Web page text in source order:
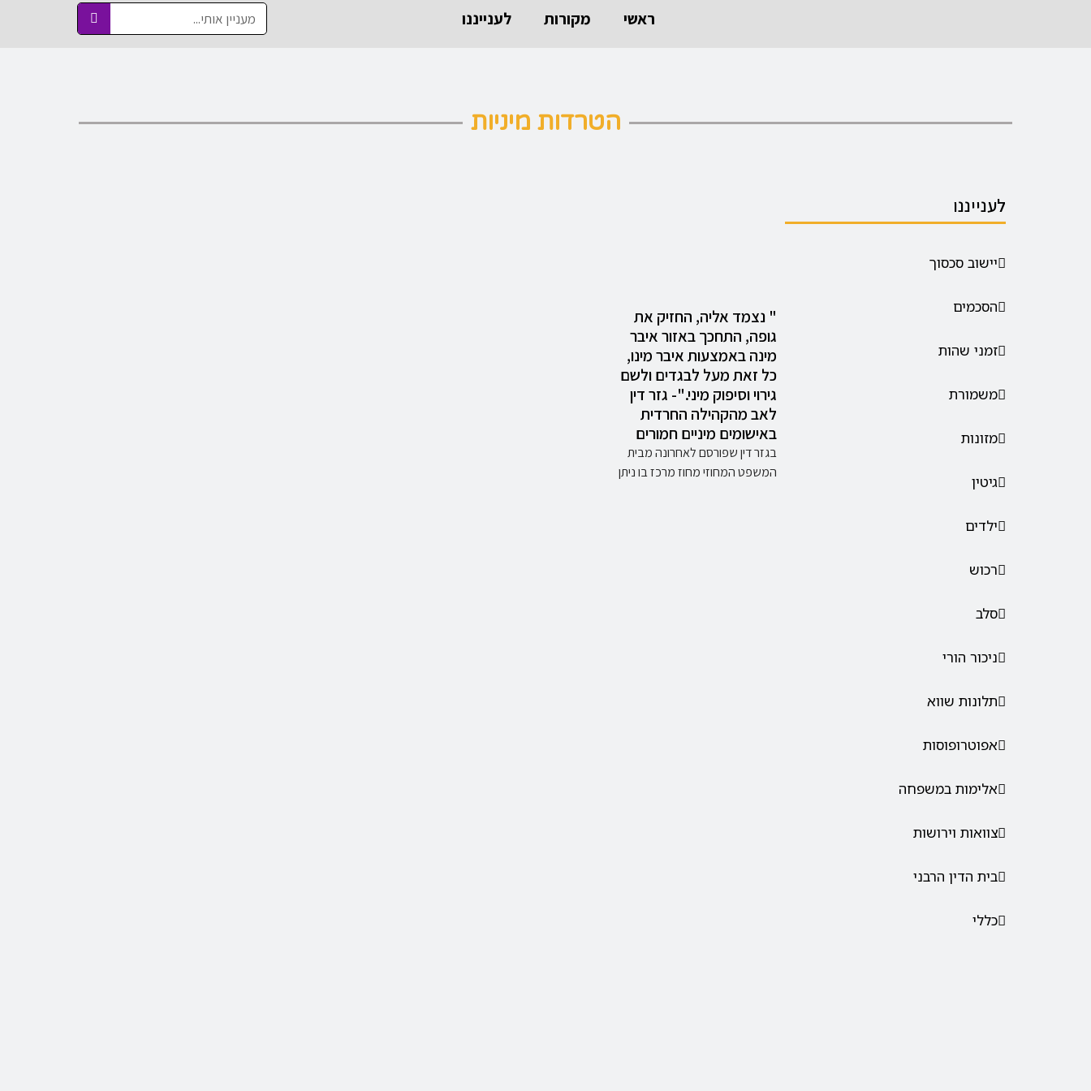
ראשי מקורות לענייננו
הטרדות מיניות
לענייננו
יישוב סכסוך
הסכמים
זמני שהות
משמורת
מזונות
גיטין
ילדים
רכוש
סלב
ניכור הורי
תלונות שווא
אפוטרופוסות
אלימות במשפחה
צוואות וירושות
בית הדין הרבני
כללי
" נצמד אליה, החזיק את
גופה, התחכך באזור איבר
מינה באמצעות איבר מינו,
כל זאת מעל לבגדים ולשם
גירוי וסיפוק מיני."- גזר דין
לאב מהקהילה החרדית
באישומים מיניים חמורים
בגזר דין שפורסם לאחרונה מבית
המשפט המחוזי מחוז מרכז בו ניתן